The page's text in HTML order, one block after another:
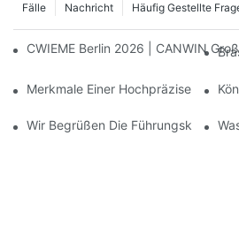
Häufig Gestellte
Nachricht
Fälle
CWIEME Berlin 2026 | CANWIN
Merkmale Einer Hochpräzisen
Wir Begrüßen Die Führungskräfte